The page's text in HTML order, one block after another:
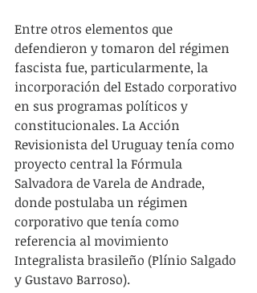
Entre otros elementos que
defendieron y tomaron del régimen
fascista fue, particularmente, la
incorporación del Estado corporativo
en sus programas políticos y
constitucionales. La Acción
Revisionista del Uruguay tenía como
proyecto central la Fórmula
Salvadora de Varela de Andrade,
donde postulaba un régimen
corporativo que tenía como
referencia al movimiento
Integralista brasileño (Plínio Salgado
y Gustavo Barroso).